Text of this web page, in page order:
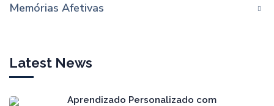
Memórias Afetivas
Latest News
Aprendizado Personalizado com